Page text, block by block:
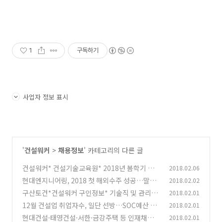
1 구독하기
사업자 정보 표시
'건설워커 > 채용정보' 카테고리의 다른 글
건설워커* 건설기술교육원* 2018년 봄학기 취
업지원 국비 무료교육과정 안내 (0)
2018.02.06
현대엔지니어링, 2018 첫 해외수주 성공…말레
이시아 정유공장 고도화 사업
(0)
2018.02.02
구산토건*건설워커 구인정보* 기술직 및 관리직
모집(토목직/관리직)
(0)
2018.02.01
12월 건설업 취업자수, 일단 선방…SOC예산 감
소등 "앞으로가 문제" (0)
2018.02.01
현대건설·태영건설·서한·금강주택 등 인재채 2018.02.01